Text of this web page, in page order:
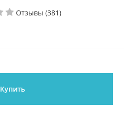
Отзывы (381)
Купить